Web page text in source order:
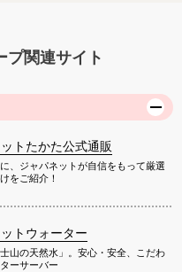
プ関連サイト
トたかた公式通販
、ジャパネットが自信をもって厳選
をご紹介！
トウォーター
士山の天然水」。安心・安全、こだわ
ーサーバー